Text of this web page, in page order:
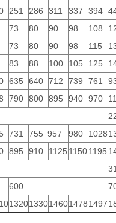
251 286 311 337 394
73 80 90 98 108
73 80 90 98 115
83 88 100 105 125
635 640 712 739 761
790 800 895 940 970
731 755 957 980 1028
895 910 1125 11501195
600
13201330146014781497